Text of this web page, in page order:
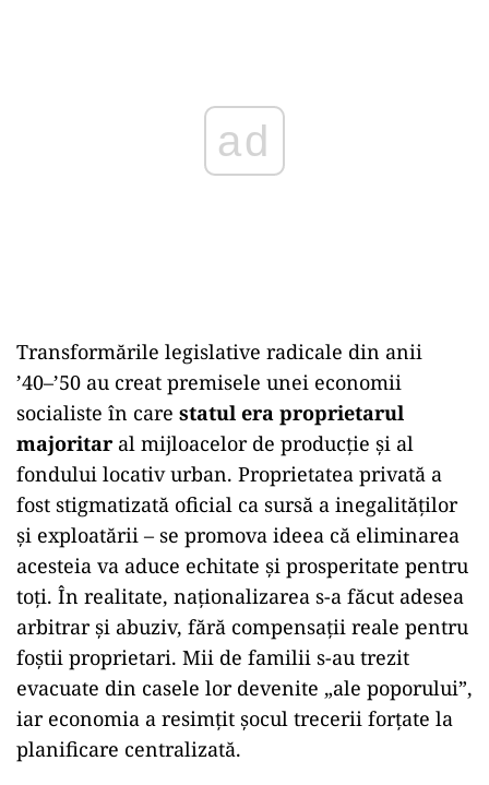
ad
Transformările legislative radicale din anii
’40–’50 au creat premisele unei economii
socialiste în care statul era proprietarul
majoritar al mijloacelor de producție și al
fondului locativ urban. Proprietatea privată a
fost stigmatizată oficial ca sursă a inegalităților
și exploatării – se promova ideea că eliminarea
acesteia va aduce echitate și prosperitate pentru
toți. În realitate, naționalizarea s-a făcut adesea
arbitrar și abuziv, fără compensații reale pentru
foștii proprietari. Mii de familii s-au trezit
evacuate din casele lor devenite „ale poporului”,
iar economia a resimțit șocul trecerii forțate la
planificare centralizată.